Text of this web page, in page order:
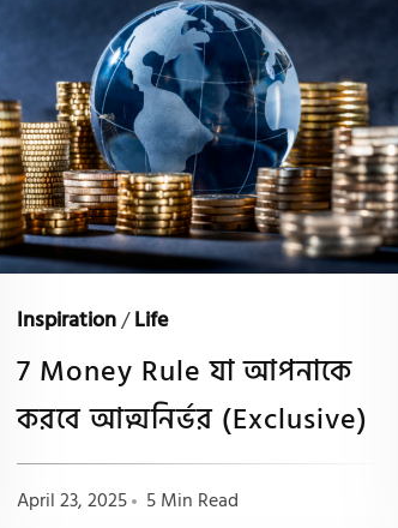
Inspiration/Life
7 Money Rule যা আপনাকে
করবে আত্মনির্ভর (Exclusive)
April 23, 2025 5 Min Read